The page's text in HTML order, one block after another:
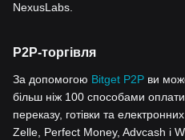
NexusLabs.
P2P-торгівля
За допомогою Bitget P2P ви
більш ніж 100 способами
переказу, готівки та
Zelle, Perfect Money, Advcash і